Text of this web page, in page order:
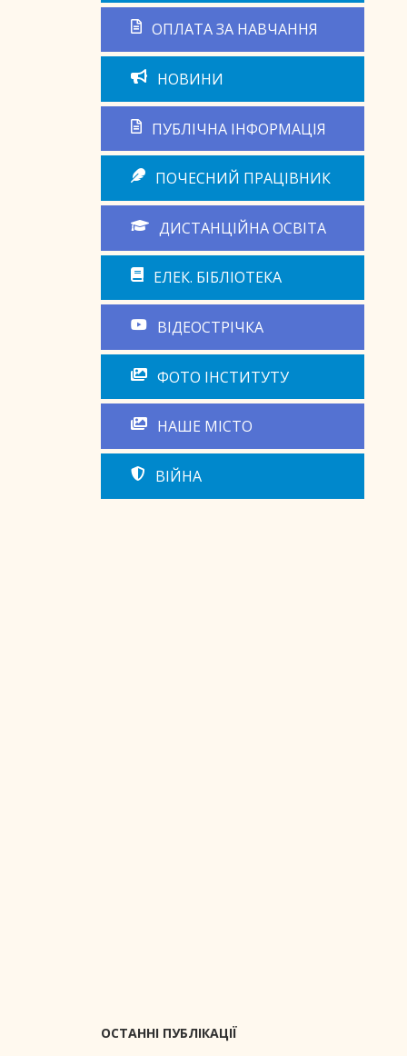
ОПЛАТА ЗА НАВЧАННЯ
НОВИНИ
ПУБЛІЧНА ІНФОРМАЦІЯ
ПОЧЕСНИЙ ПРАЦІВНИК
ДИСТАНЦІЙНА ОСВІТА
ЕЛЕК. БІБЛІОТЕКА
ВІДЕОСТРІЧКА
ФОТО ІНСТИТУТУ
НАШЕ МІСТО
ВІЙНА
ОСТАННІ ПУБЛІКАЦІЇ